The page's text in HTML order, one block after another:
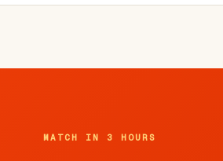
MATCH IN 3 HOURS